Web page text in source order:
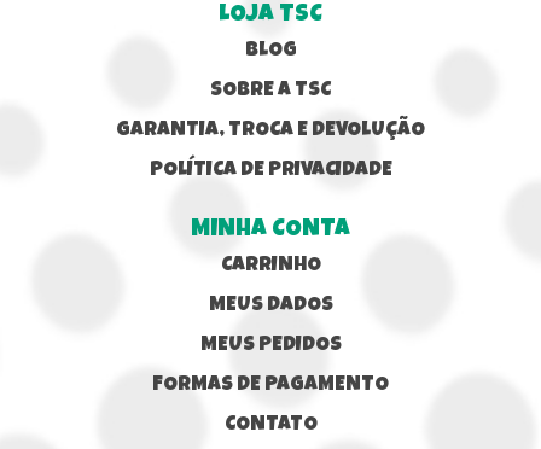
LOJA TSC
BLOG
SOBRE A TSC
GARANTIA, TROCA E DEVOLUÇÃO
POLÍTICA DE PRIVACIDADE
MINHA CONTA
CARRINHO
MEUS DADOS
MEUS PEDIDOS
FORMAS DE PAGAMENTO
CONTATO